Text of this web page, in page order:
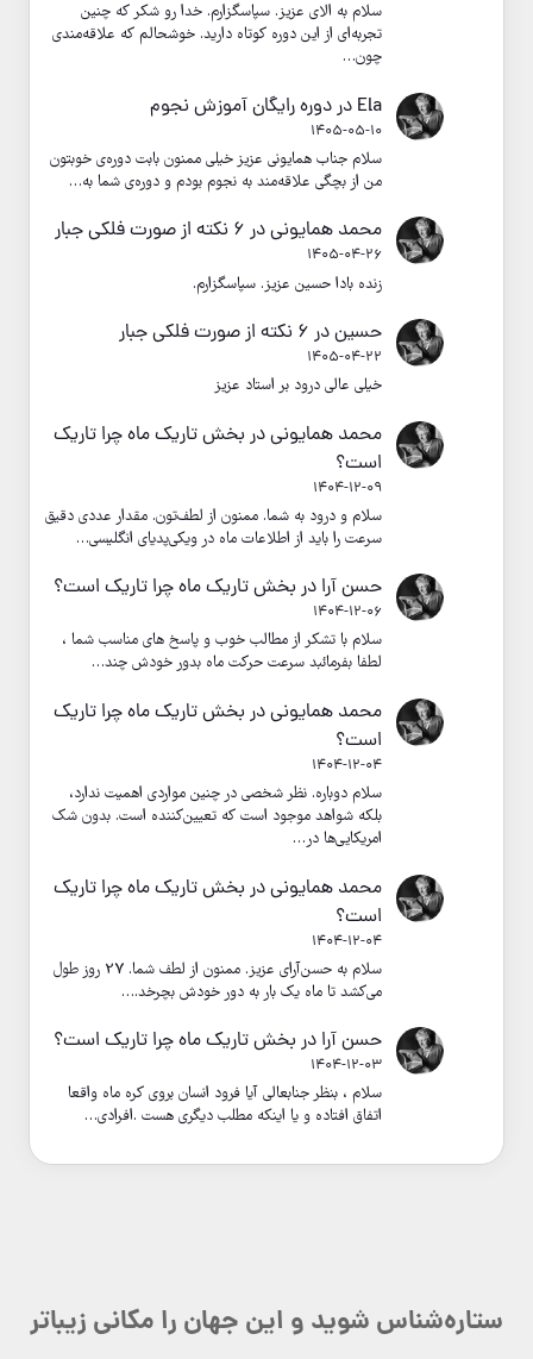
سلام به الای عزیز. سپاسگزارم. خدا رو شکر که چنین
تجربه‌ای از این دوره کوتاه دارید. خوشحالم که علاقه‌مندی
چون…
Ela دردوره رایگان آموزش نجوم
1405-05-10
سلام جناب همایونی عزیز خیلی ممنون بابت دوره‌ی خوبتون
من از بچگی علاقه‌مند به نجوم بودم و دوره‌ی شما به…
محمد همایونیدر ۶ نکته از صورت فلکی جبار
1405-04-26
زنده بادا حسین عزیز. سپاسگزارم.
حسیندر ۶ نکته از صورت فلکی جبار
1405-04-22
خیلی عالی درود بر استاد عزیز
محمد همایونیدر بخش تاریک ماه چرا تاریک
است؟
1404-12-09
سلام و درود به شما. ممنون از لطف‌تون. مقدار عددی دقیق
سرعت را باید از اطلاعات ماه در ویکی‌پدیای انگلیسی…
حسن آرا در بخش تاریک ماه چرا تاریک است؟
1404-12-06
سلام با تشکر از مطالب خوب و پاسخ های مناسب شما ،
لطفا بفرمائبد سرعت حرکت ماه بدور خودش چند…
محمد همایونیدر بخش تاریک ماه چرا تاریک
است؟
1404-12-04
سلام دوباره. نظر شخصی در چنین مواردی اهمیت ندارد،
بلکه شواهد موجود است که تعیین‌کننده است. بدون شک
امریکایی‌ها در…
محمد همایونیدر بخش تاریک ماه چرا تاریک
است؟
1404-12-04
سلام به حسن‌آرای عزیز. ممنون از لطف شما. 27 روز طول
می‌کشد تا ماه یک بار به دور خودش بچرخد.…
حسن آرا در بخش تاریک ماه چرا تاریک است؟
1404-12-03
سلام ، بنظر جنابعالی آیا فرود انسان بروی کره ماه واقعا
اتفاق افتاده و یا اینکه مطلب دیگری هست .افرادی…
ستاره‌شناس شوید و این جهان را مکانی زیباتر